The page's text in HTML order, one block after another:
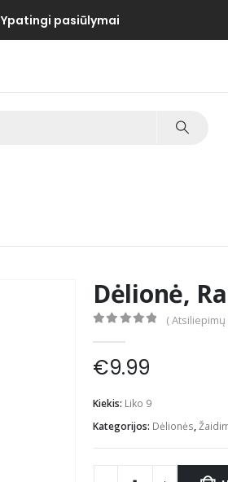
Ypatingi pasiūlymai
Dėlionė,
(
€9.99
Kiekis: Liko 9
Kategorijos: Dėlionės,